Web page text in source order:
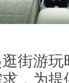
街游
，为